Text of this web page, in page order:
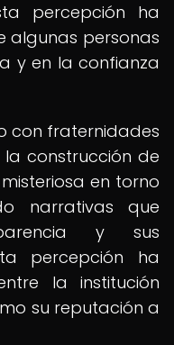
percepción ha
algunas personas
y en la confianza
con fraternidades
construcción de
en torno
narrativas que
y sus
percepción ha
la institución
su reputación a